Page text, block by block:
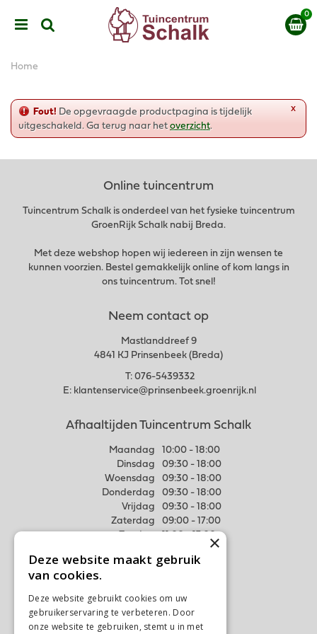
n
Home
x
Fout! De opgevraagde productpagina is tijdelijk
uitgeschakeld. Ga terug naar hetoverzicht.
Online tuincentrum
Tuincentrum Schalk is onderdeel van het fysieke tuincentrum
GroenRijk Schalk nabij Breda.
Met deze webshop hopen wij iedereen in zijn wensen te
kunnen voorzien. Bestel gemakkelijk online of kom langs in
ons tuincentrum. Tot snel!
Neem contact op
Mastlanddreef 9
4841 KJ Prinsenbeek (Breda)
T: 076-5439332
E: klantenservice@prinsenbeek.groenrijk.nl
Afhaaltijden Tuincentrum Schalk
Maandag
10:00 - 18:00
Dinsdag
09:30 - 18:00
Woensdag
09:30 - 18:00
Donderdag
09:30 - 18:00
Vrijdag
09:30 - 18:00
Zaterdag
09:00 - 17:00
Meer weten
Algemene voorwaarden
Privacy Statement
Disclaimer
×
Deze website maakt gebruik
van cookies.
Deze website gebruikt cookies om uw
gebruikerservaring te verbeteren. Door
onze website te gebruiken, stemt u in met